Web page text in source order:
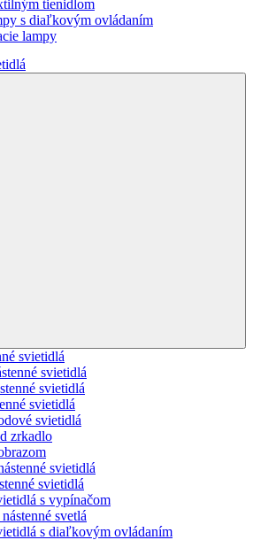
tienidlom
s diaľkovým ovládaním
lampy
svietidlá
svietidlá
svietidlá
svietidlá
svietidlá
zrkadlo
svietidlá
svietidlá
s vypínačom
svetlá
s diaľkovým ovládaním